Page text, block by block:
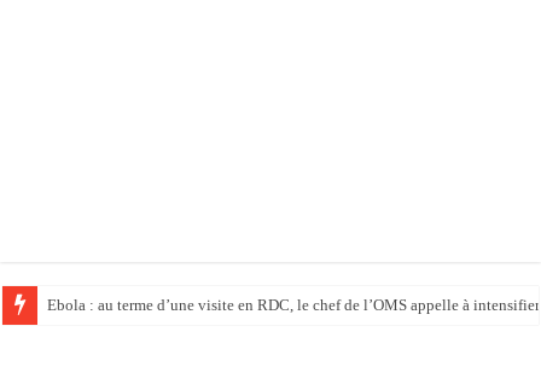
Ebola : au terme d’une visite en RDC, le chef de l’OMS appelle à